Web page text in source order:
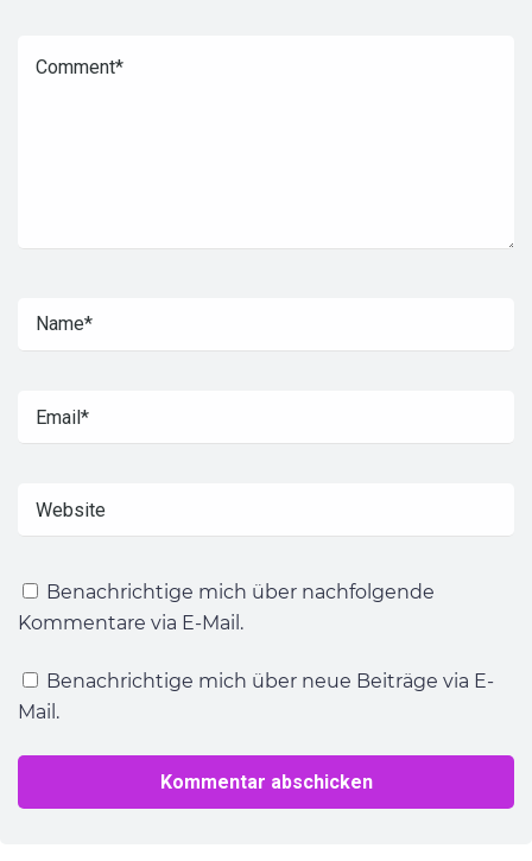
Benachrichtige mich über nachfolgende
Kommentare via E-Mail.
Benachrichtige mich über neue Beiträge via E-
Mail.